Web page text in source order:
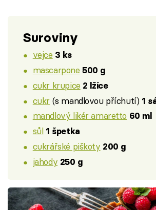
Suroviny
vejce 3 ks
mascarpone 500 g
cukr krupice 2 lžíce
cukr (s mandlovou příchutí) 1
mandlový likér amaretto 60 ml
sůl 1 špetka
cukrářské piškoty 200 g
jahody 250 g